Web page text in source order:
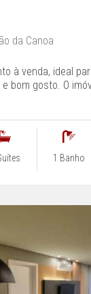
da Canoa
à venda, ideal
bom gosto. O
1 Banho